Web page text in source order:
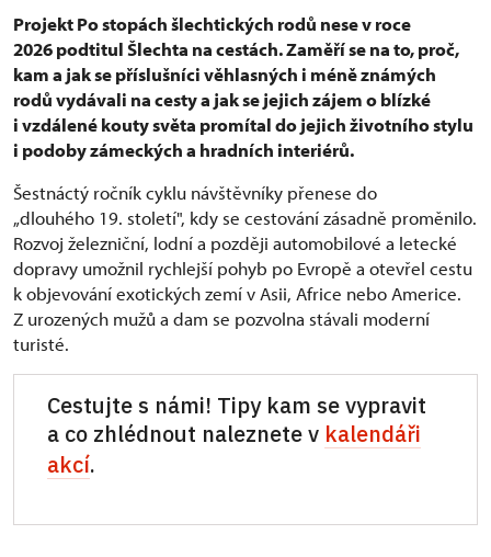
Projekt Po stopách šlechtických rodů nese v roce
2026 podtitul Šlechta na cestách. Zaměří se na to, proč,
kam a jak se příslušníci věhlasných i méně známých
rodů vydávali na cesty a jak se jejich zájem o blízké
i vzdálené kouty světa promítal do jejich životního stylu
i podoby zámeckých a hradních interiérů.
Šestnáctý ročník cyklu návštěvníky přenese do
„dlouhého 19. století", kdy se cestování zásadně proměnilo.
Rozvoj železniční, lodní a později automobilové a letecké
dopravy umožnil rychlejší pohyb po Evropě a otevřel cestu
k objevování exotických zemí v Asii, Africe nebo Americe.
Z urozených mužů a dam se pozvolna stávali moderní
turisté.
Cestujte s námi! Tipy kam se vypravit
a co zhlédnout naleznete v kalendáři
akcí.